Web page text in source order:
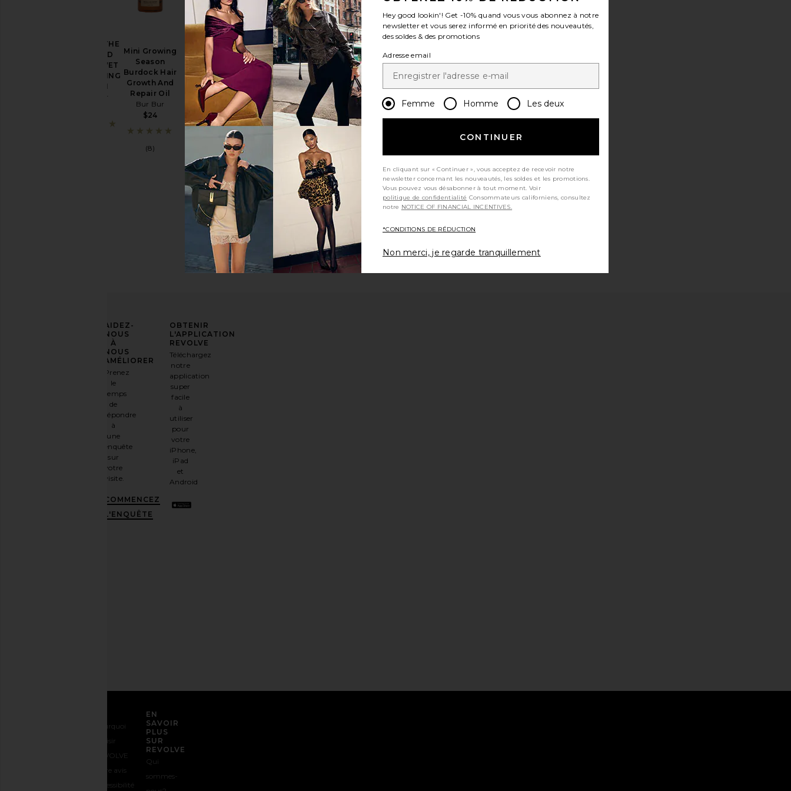
BROSSE THE
MERMAID
BRUSH WET
DETANGLING
BRUSH
Bur Bur
Mini Growing
Season
Burdock Hair
Growth And
Repair Oil
Bur Bur
$24
(8)
AIDEZ-
NOUS
À
NOUS
AMÉLIORER
Prenez
le
temps
de
répondre
à
une
enquête
sur
votre
visite.
COMMENCEZ
L'ENQUÊTE
OBTENIR
L'APPLICATION
REVOLVE
Téléchargez
notre
application
super
facile
à
utiliser
pour
votre
iPhone,
iPad
et
Android
Pourquoi
choisir
REVOLVE
Votre avis
Accessibilité
EN
SAVOIR
PLUS
SUR
REVOLVE
Qui
sommes-
Hey good lookin'! Get -10% quand vous vous abonnez à notre
newsletter et vous serez informé en priorité des nouveautés,
des soldes & des promotions
Adresse email
Femme Homme Les deux
CONTINUER
En cliquant sur « Continuer », vous acceptez de recevoir notre
newsletter concernant les nouveautés, les soldes et les promotions.
Vous pouvez vous désabonner à tout moment. Voir
politique de confidentialité
notre NOTICE OF FINANCIAL INCENTIVES.
*CONDITIONS DE RÉDUCTION
Non merci, je regarde tranquillement